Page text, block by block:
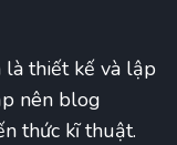
là thiết kế và lập
nên blog
thức kĩ thuật.